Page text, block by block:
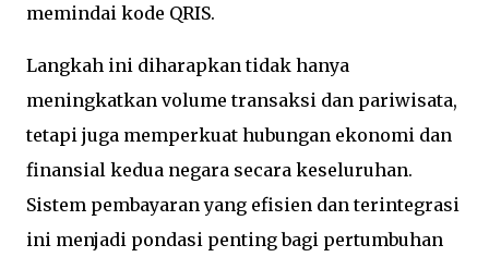
memindai kode QRIS.
Langkah ini diharapkan tidak hanya
meningkatkan volume transaksi dan pariwisata,
tetapi juga memperkuat hubungan ekonomi dan
finansial kedua negara secara keseluruhan.
Sistem pembayaran yang efisien dan terintegrasi
ini menjadi pondasi penting bagi pertumbuhan